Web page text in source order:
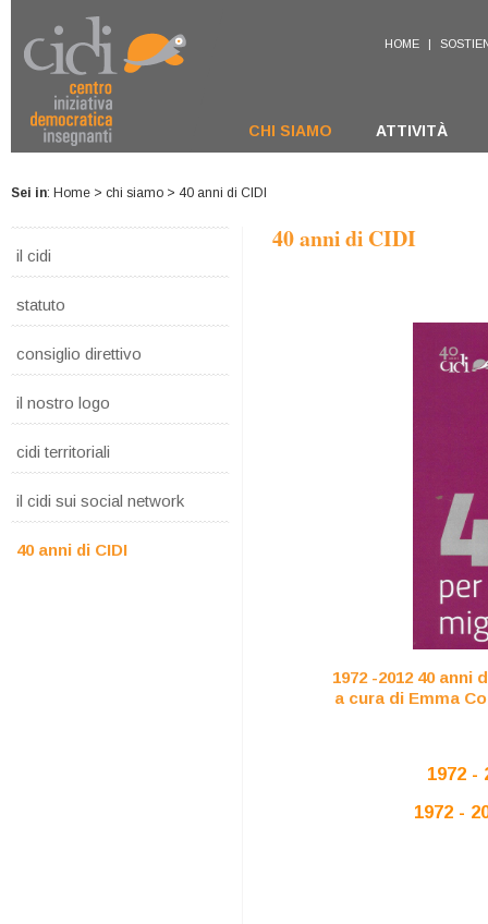
HOME |
CHI SIAMO ATTIVITÀ
Sei in: Home > chi siamo > 40 anni di CIDI
il cidi
statuto
consiglio direttivo
il nostro logo
cidi territoriali
il cidi sui social network
40 anni di CIDI
40 anni di CIDI
1972 -2012 40
a cura di Emma
1972 -
1972 -